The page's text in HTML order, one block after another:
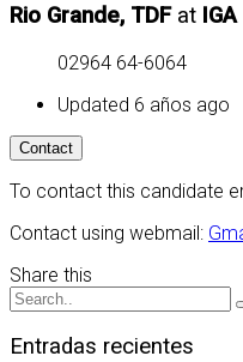
Rio Grande, TDFat IGA
02964 64-6064
Updated 6 años ago
To contact this candidate
Contact using webmail:
Share this
Entradas recientes